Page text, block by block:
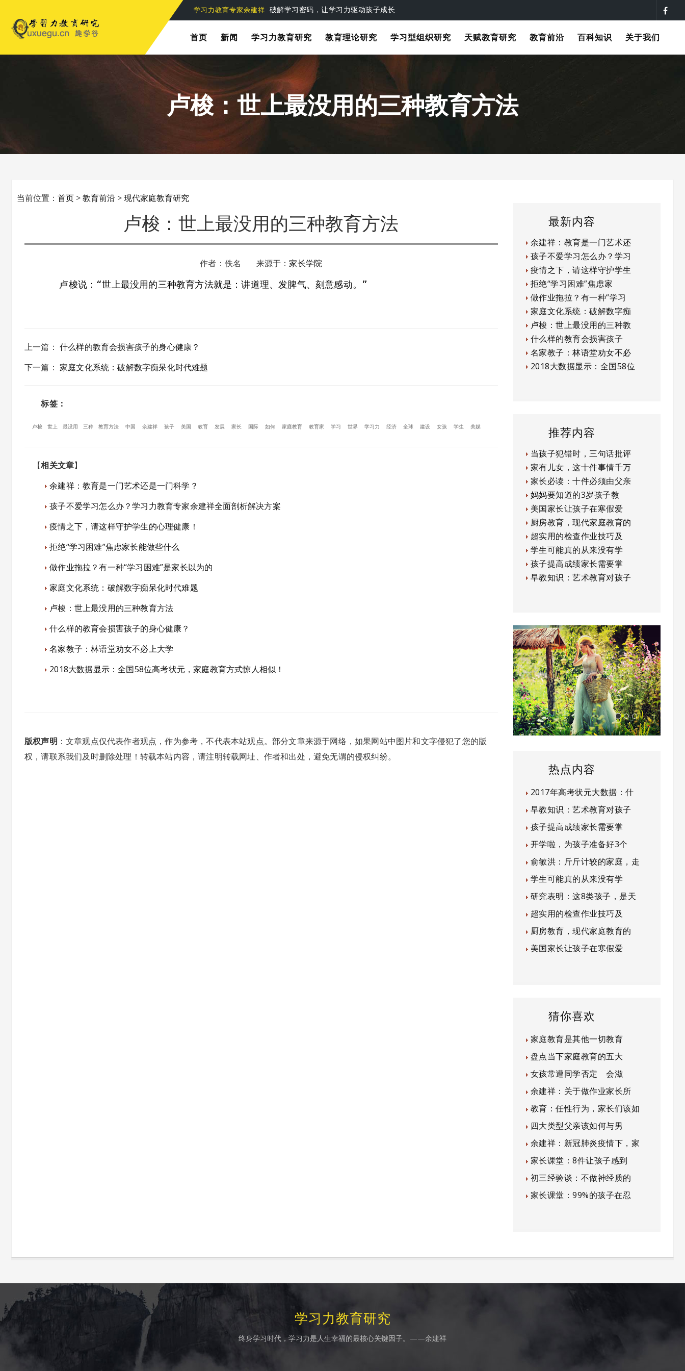
学习力教育专家余建祥 破解学习密码，让学习力驱动孩子成长
首页 新闻 学习力教育研究 教育理论研究 学习型组织研究 天赋教育研究 教育前沿 百科知识 关于我们
卢梭：世上最没用的三种教育方法
当前位置： 首页 >教育前沿 >现代家庭教育研究
卢梭：世上最没用的三种教育方法
作者：佚名 来源于：家长学院
卢梭说：“世上最没用的三种教育方法就是：讲道理、发脾气、刻意感动。”
上一篇 ：什么样的教育会损害孩子的身心健康？
下一篇 ：家庭文化系统：破解数字痴呆化时代难题
标签：
卢梭 世上 最没用 三种 教育方法 中国 余建祥 孩子 美国 教育 发展 家长 国际 如何 家庭教育 教育家 学习 世界 学习力 经济 全球 建设 女孩 学生 美媒
【相关文章】
余建祥：教育是一门艺术还是一门科学？
孩子不爱学习怎么办？学习力教育专家余建祥全面剖析解决方案
疫情之下，请这样守护学生的心理健康！
拒绝“学习困难”焦虑家长能做些什么
做作业拖拉？有一种“学习困难”是家长以为的
家庭文化系统：破解数字痴呆化时代难题
卢梭：世上最没用的三种教育方法
什么样的教育会损害孩子的身心健康？
名家教子：林语堂劝女不必上大学
2018大数据显示：全国58位高考状元，家庭教育方式惊人相似！
版权声明 ：文章观点仅代表作者观点，作为参考，不代表本站观点。部分文章来源于网络，如果网站中图片和文字侵犯了您的版
权，请联系我们及时删除处理！转载本站内容，请注明转载网址、作者和出处，避免无谓的侵权纠纷。
最新内容
余建祥：教育是一门艺术还
孩子不爱学习怎么办？学习
疫情之下，请这样守护学生
拒绝“学习困难”焦虑家
做作业拖拉？有一种“学习
家庭文化系统：破解数字痴
卢梭：世上最没用的三种教
什么样的教育会损害孩子
名家教子：林语堂劝女不必
2018大数据显示：全国58位
推荐内容
当孩子犯错时，三句话批评
家有儿女，这十件事情千万
家长必读：十件必须由父亲
妈妈要知道的3岁孩子教
美国家长让孩子在寒假爱
厨房教育，现代家庭教育的
超实用的检查作业技巧及
学生可能真的从来没有学
孩子提高成绩家长需要掌
早教知识：艺术教育对孩子
热点内容
2017年高考状元大数据：什
早教知识：艺术教育对孩子
孩子提高成绩家长需要掌
开学啦，为孩子准备好3个
俞敏洪：斤斤计较的家庭，走
学生可能真的从来没有学
研究表明：这8类孩子，是天
超实用的检查作业技巧及
厨房教育，现代家庭教育的
美国家长让孩子在寒假爱
猜你喜欢
家庭教育是其他一切教育
盘点当下家庭教育的五大
女孩常遭同学否定 会滋
余建祥：关于做作业家长所
教育：任性行为，家长们该如
四大类型父亲该如何与男
余建祥：新冠肺炎疫情下，家
家长课堂：8件让孩子感到
初三经验谈：不做神经质的
家长课堂：99%的孩子在忍
学习力教育研究
终身学习时代，学习力是人生幸福的最核心关键因子。——余建祥